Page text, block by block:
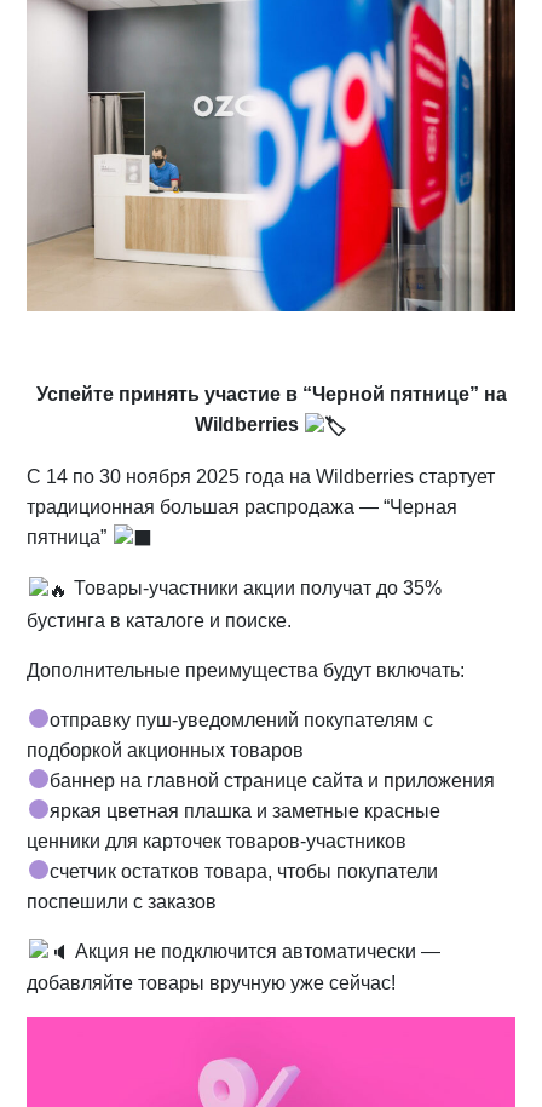
Успейте принять участие в “Черной пятнице” на
Wildberries
C 14 по 30 ноября 2025 года на Wildberries стартует
традиционная большая распродажа — “Черная
пятница”
Товары-участники акции получат до 35%
бустинга в каталоге и поиске.
Дополнительные преимущества будут включать:
отправку пуш-уведомлений покупателям с
подборкой акционных товаров
баннер на главной странице сайта и приложения
яркая цветная плашка и заметные красные
ценники для карточек товаров-участников
счетчик остатков товара, чтобы покупатели
поспешили с заказов
Акция не подключится автоматически —
добавляйте товары вручную уже сейчас!